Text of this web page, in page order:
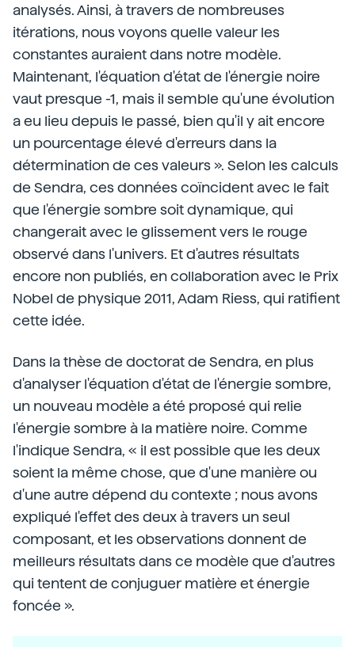
analysés. Ainsi, à travers de nombreuses
itérations, nous voyons quelle valeur les
constantes auraient dans notre modèle.
Maintenant, l'équation d'état de l'énergie noire
vaut presque -1, mais il semble qu'une évolution
a eu lieu depuis le passé, bien qu'il y ait encore
un pourcentage élevé d'erreurs dans la
détermination de ces valeurs ». Selon les calculs
de Sendra, ces données coïncident avec le fait
que l'énergie sombre soit dynamique, qui
changerait avec le glissement vers le rouge
observé dans l'univers. Et d'autres résultats
encore non publiés, en collaboration avec le Prix
Nobel de physique 2011, Adam Riess, qui ratifient
cette idée.
Dans la thèse de doctorat de Sendra, en plus
d'analyser l'équation d'état de l'énergie sombre,
un nouveau modèle a été proposé qui relie
l'énergie sombre à la matière noire. Comme
l'indique Sendra, « il est possible que les deux
soient la même chose, que d'une manière ou
d'une autre dépend du contexte ; nous avons
expliqué l'effet des deux à travers un seul
composant, et les observations donnent de
meilleurs résultats dans ce modèle que d'autres
qui tentent de conjuguer matière et énergie
foncée ».